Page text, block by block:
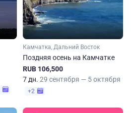
Камчатка, Дальний Восток
Поздняя осень на Камчатке
RUB 106,500
7 дн. 29 сентября — 5 октября
+2